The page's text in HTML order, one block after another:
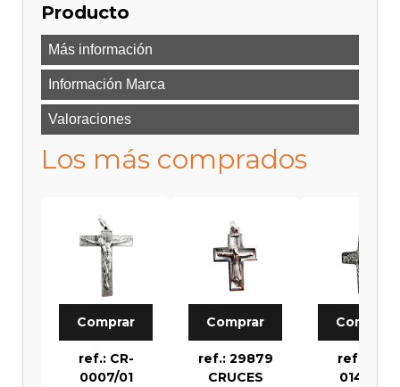
Producto
Más información
Información Marca
Valoraciones
Los más comprados
Comprar
ref.: CR-
0007/01
Comprar
ref.: 29879
CRUCES
Comprar
ref.: CR-
0146/01